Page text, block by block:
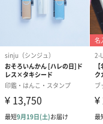
あり（280円）